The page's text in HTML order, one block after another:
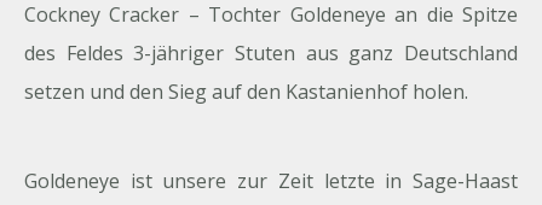
Cockney Cracker – Tochter Goldeneye an die Spitze
des Feldes 3-jähriger Stuten aus ganz Deutschland
setzen und den Sieg auf den Kastanienhof holen.
Goldeneye ist unsere zur Zeit letzte in Sage-Haast